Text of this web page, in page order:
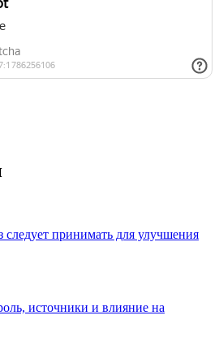
следует принимать для улучшения
источники и влияние на